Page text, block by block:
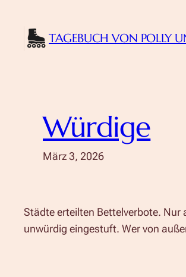
Inhalt
springen TAGEBUCH VON POLLY
Würdige
März 3, 2026
Städte erteilten Bettelverbote.
unwürdig eingestuft. Wer von